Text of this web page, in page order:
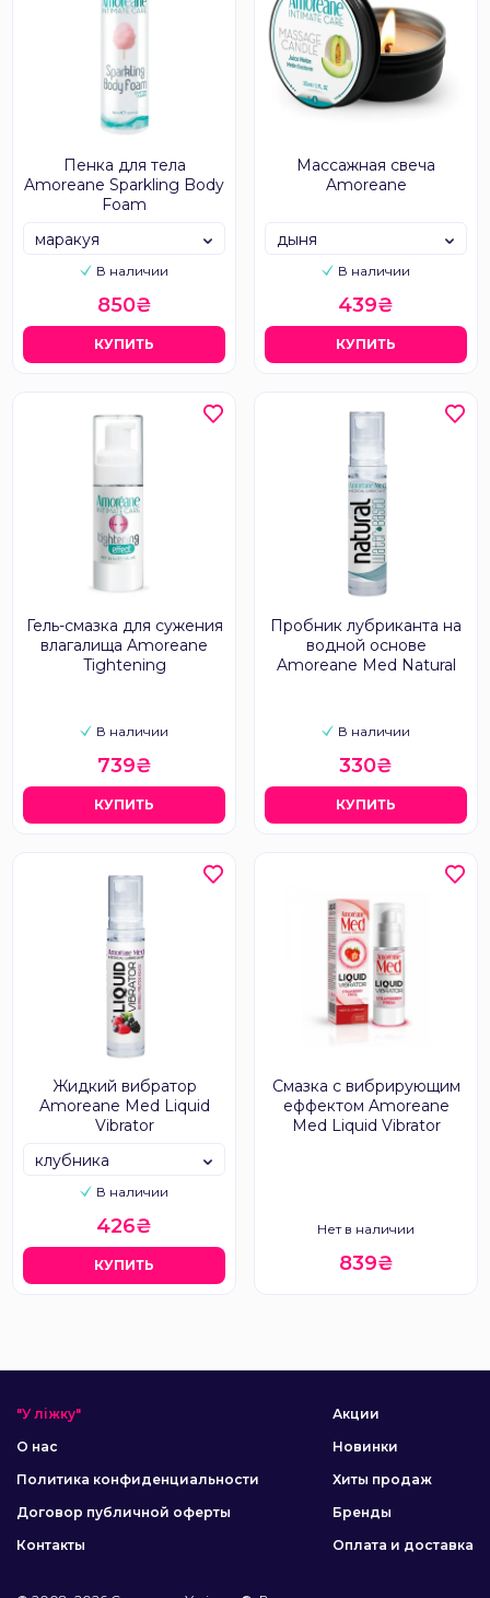
Пенка для тела
Amoreane Sparkling Body
Foam
В наличии
маракуя
850₴
КУПИТЬ
Массажная свеча
Amoreane
В наличии
дыня
439₴
КУПИТЬ
Гель-смазка для сужения
влагалища Amoreane
Tightening
В наличии
739₴
КУПИТЬ
Пробник лубриканта на
водной основе
Amoreane Med Natural
В наличии
330₴
КУПИТЬ
Жидкий вибратор
Amoreane Med Liquid
Vibrator
В наличии
клубника
426₴
КУПИТЬ
Смазка с вибрирующим
еффектом Amoreane
Med Liquid Vibrator
Нет в наличии
839₴
"У ліжку"
О нас
Политика конфиденциальности
Договор публичной оферты
Контакты
Акции
Новинки
Хиты продаж
Бренды
Оплата и доставка